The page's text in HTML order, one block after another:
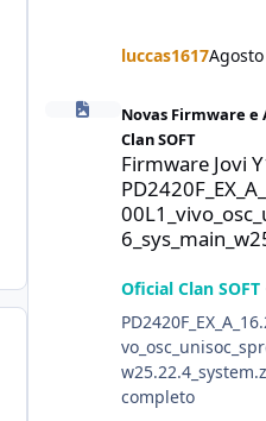
luccas1617Agosto
Firmware Jovi Y19s
Novas Firmware e
Clan SOFT
Firmware Jovi
Oficial Clan SOFT
completo